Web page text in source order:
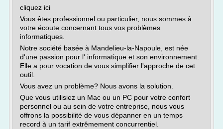
cliquez ici
Vous êtes professionnel ou particulier, nous sommes à
votre écoute concernant tous vos problèmes
informatiques.
Notre société basée à Mandelieu-la-Napoule, est née
d'une passion pour l' informatique et son environnement.
Elle a pour vocation de vous simplifier l'approche de cet
outil.
Vous avez un problème? Nous avons la solution.
Que vous utilisiez un Mac ou un PC pour votre confort
personnel ou au sein de votre entreprise, nous vous
offrons la possibilité de vous dépanner en un temps
record à un tarif extrêmement concurrentiel.